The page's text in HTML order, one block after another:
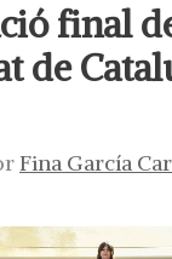
final
de
Fina García